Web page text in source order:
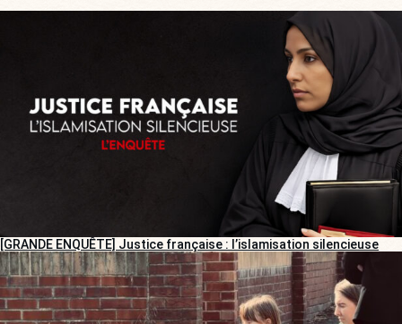
[GRANDE ENQUÊTE] Justice française : l’islamisation silencieuse